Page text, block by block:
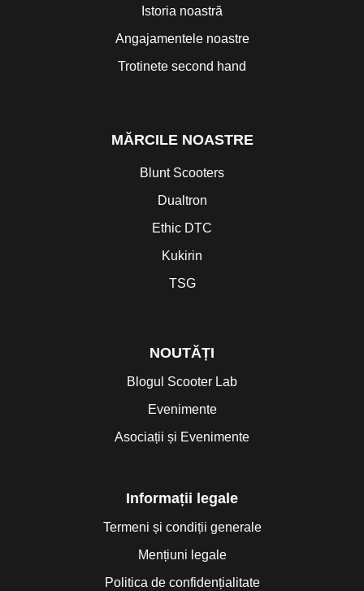
Istoria noastră
Angajamentele noastre
Trotinete second hand
MĂRCILE NOASTRE
Blunt Scooters
Dualtron
Ethic DTC
Kukirin
TSG
NOUTĂȚI
Blogul Scooter Lab
Evenimente
Asociații și Evenimente
Informații legale
Termeni și condiții generale
Mențiuni legale
Politica de confidențialitate